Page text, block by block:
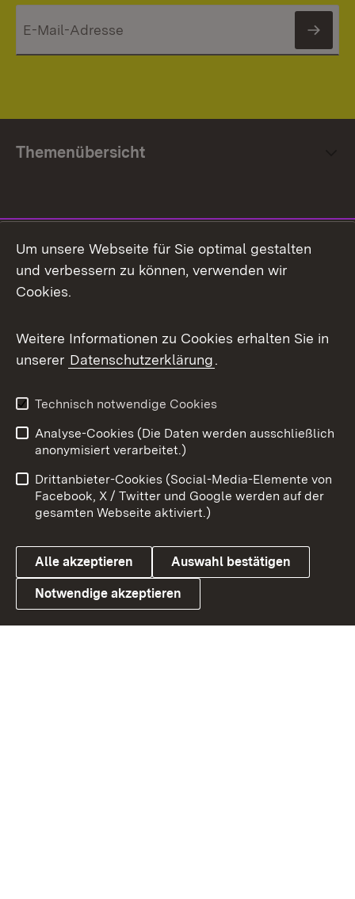
Themenübersicht
Facebook
X / Twitter
Youtube
Link zum Landesportal
Impressum
Kontakt
Barrierefreiheit
Datenschutz
Cookies
Um unsere Webseite für Sie optimal gestalten
und verbessern zu können, verwenden wir
Cookies.
Weitere Informationen zu Cookies erhalten Sie in
unserer Datenschutzerklärung.
Technisch notwendige Cookies
Analyse-Cookies (Die Daten werden ausschließlich
anonymisiert verarbeitet.)
Drittanbieter-Cookies (Social-Media-Elemente von
Facebook, X / Twitter und Google werden auf der
gesamten Webseite aktiviert.)
Alle akzeptieren Auswahl bestätigen
Notwendige akzeptieren